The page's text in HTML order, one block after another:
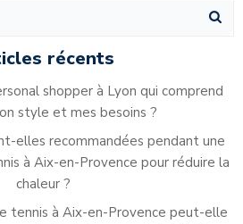
récents
shopper à Lyon qui comprend
style et mes besoins ?
elles recommandées pendant une
à Aix-en-Provence pour réduire la
chaleur ?
tennis à Aix-en-Provence peut-elle